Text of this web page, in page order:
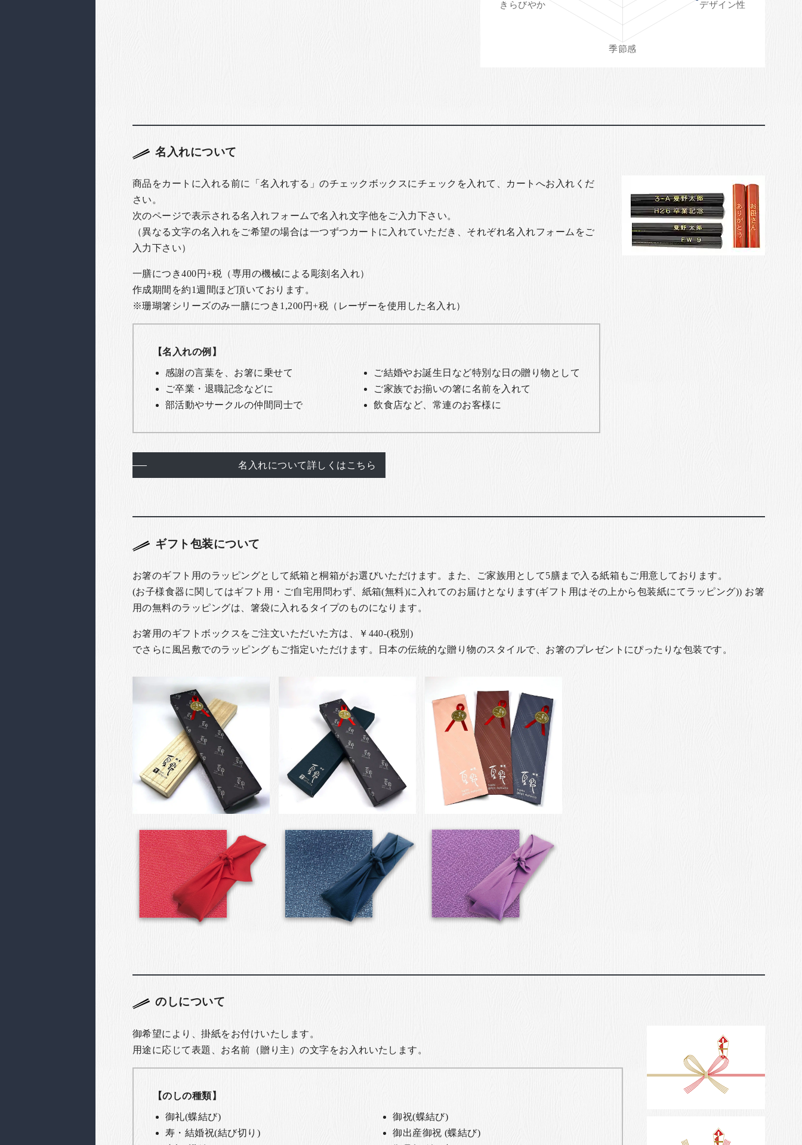
名入れについて
商品をカートに入れる前に「名入れする」のチェックボックスにチェックを入れて、カートへお入れくだ
さい。
次のページで表示される名入れフォームで名入れ文字他をご入力下さい。
（異なる文字の名入れをご希望の場合は一つずつカートに入れていただき、それぞれ名入れフォームをご
入力下さい）
一膳につき400円+税（専用の機械による彫刻名入れ）
作成期間を約1週間ほど頂いております。
※珊瑚箸シリーズのみ一膳につき1,200円+税 （レーザーを使用した名入れ）
【名入れの例】
感謝の言葉を、お箸に乗せて
ご結婚やお誕生日など特別な日の贈り物として
ご卒業・退職記念などに
ご家族でお揃いの箸に名前を入れて
部活動やサークルの仲間同士で
飲食店など、常連のお客様に
名入れについて詳しくはこちら
ギフト包装について
お箸のギフト用のラッピングとして紙箱と桐箱がお選びいただけます。また、ご家族用として5膳まで入る紙箱もご用意しております。
(お子様食器に関してはギフト用・ご自宅用問わず、紙箱(無料)に入れてのお届けとなります(ギフト用はその上から包装紙にてラッピング)) お箸
用の無料のラッピングは、箸袋に入れるタイプのものになります。
お箸用のギフトボックスをご注文いただいた方は、￥440-(税別)
でさらに風呂敷でのラッピングもご指定いただけます。日本の伝統的な贈り物のスタイルで、お箸のプレゼントにぴったりな包装です。
のしについて
御希望により、掛紙をお付けいたします。
用途に応じて表題、お名前（贈り主）の文字をお入れいたします。
【のしの種類】
御礼(蝶結び)
御祝(蝶結び)
寿・結婚祝(結び切り)
御出産御祝 (蝶結び)